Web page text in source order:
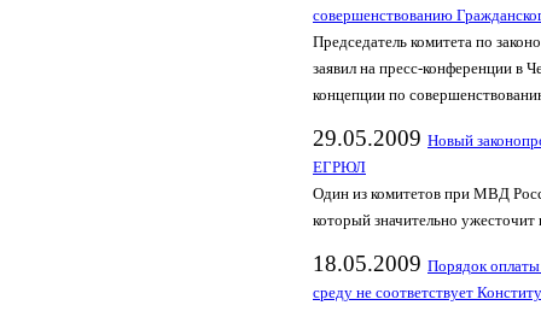
совершенствованию
Председатель комитета по
заявил на пресс-конференции в
концепции по
29.05.2009 Новый
ЕГРЮЛ
Один из комитетов при МВД
который значительно
18.05.2009 Порядок
среду не соответствует